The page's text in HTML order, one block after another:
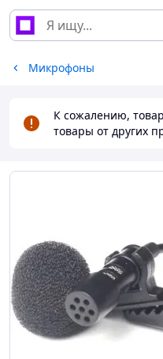
Микрофоны
К сожалению,
товары от других